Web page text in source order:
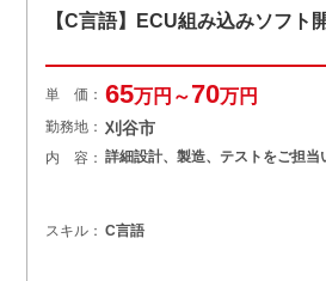
【C言語】ECU組み込みソフト
単 価： 65万円～70万円
勤務地： 刈谷市
内 容： 詳細設計、製造、テストをご担当
スキル： C言語